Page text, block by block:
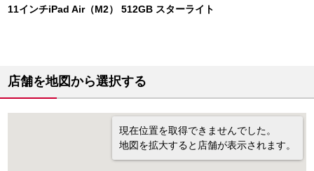
11インチiPad Air（M2） 512GB スターライト
店舗を地図から選択する
現在位置を取得できませんでした。
地図を拡大すると店舗が表示されます。